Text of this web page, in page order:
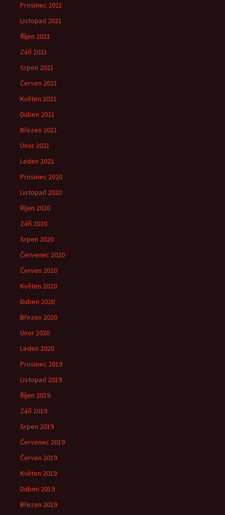
Prosinec 2021
Listopad 2021
Říjen 2021
Září 2021
Srpen 2021
Červen 2021
Květen 2021
Duben 2021
Březen 2021
Únor 2021
Leden 2021
Prosinec 2020
Listopad 2020
Říjen 2020
Září 2020
Srpen 2020
Červenec 2020
Červen 2020
Květen 2020
Duben 2020
Březen 2020
Únor 2020
Leden 2020
Prosinec 2019
Listopad 2019
Říjen 2019
Září 2019
Srpen 2019
Červenec 2019
Červen 2019
Květen 2019
Duben 2019
Březen 2019